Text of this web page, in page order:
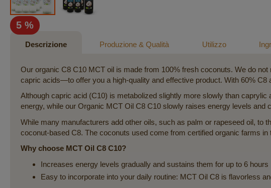
Vai
all'inizio
immagini
5 %
Descrizione
Our organic C8 C10 MCT oil is made from 100% fresh coconuts. We do
capric acids—to offer you a high-quality and effective product. With 60%
Although capric acid (C10) is metabolized slightly more slowly than
energy, while our Organic MCT Oil C8 C10 slowly raises energy levels and
While many manufacturers add other oils, such as palm or rapeseed oil, to
coconut-based C8. The coconuts used come from certified organic farms in
Why choose MCT Oil C8 C10?
Increases energy levels gradually and sustains them for up to 6 hours
Easy to incorporate into your daily routine: MCT Oil C8 is flavorless
Produzione & Qualità Utilizzo